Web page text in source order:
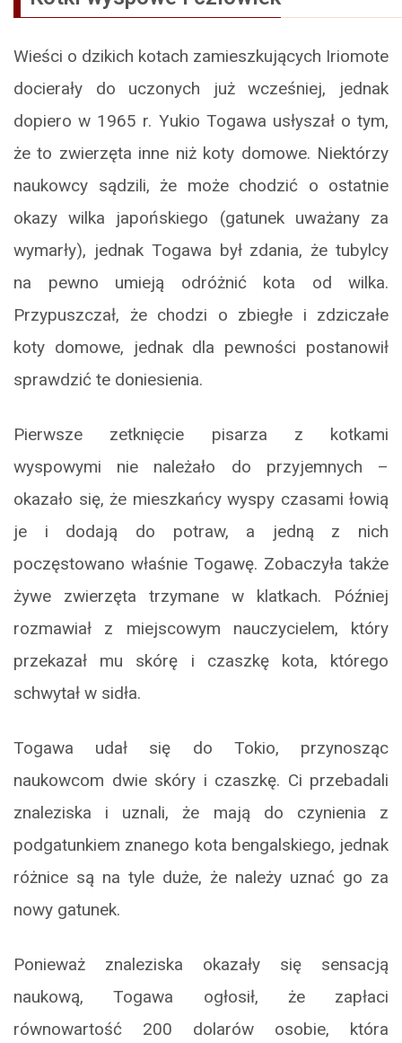
Wieści o dzikich kotach zamieszkujących Iriomote
docierały do uczonych już wcześniej, jednak
dopiero w 1965 r. Yukio Togawa usłyszał o tym,
że to zwierzęta inne niż koty domowe. Niektórzy
naukowcy sądzili, że może chodzić o ostatnie
okazy wilka japońskiego (gatunek uważany za
wymarły), jednak Togawa był zdania, że tubylcy
na pewno umieją odróżnić kota od wilka.
Przypuszczał, że chodzi o zbiegłe i zdziczałe
koty domowe, jednak dla pewności postanowił
sprawdzić te doniesienia.
Pierwsze zetknięcie pisarza z kotkami
wyspowymi nie należało do przyjemnych –
okazało się, że mieszkańcy wyspy czasami łowią
je i dodają do potraw, a jedną z nich
poczęstowano właśnie Togawę. Zobaczyła także
żywe zwierzęta trzymane w klatkach. Później
rozmawiał z miejscowym nauczycielem, który
przekazał mu skórę i czaszkę kota, którego
schwytał w sidła.
Togawa udał się do Tokio, przynosząc
naukowcom dwie skóry i czaszkę. Ci przebadali
znaleziska i uznali, że mają do czynienia z
podgatunkiem znanego kota bengalskiego, jednak
różnice są na tyle duże, że należy uznać go za
nowy gatunek.
Ponieważ znaleziska okazały się sensacją
naukową, Togawa ogłosił, że zapłaci
równowartość 200 dolarów osobie, która